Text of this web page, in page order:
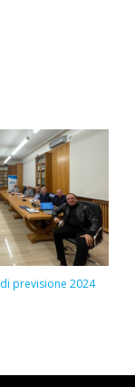
previsione 2024